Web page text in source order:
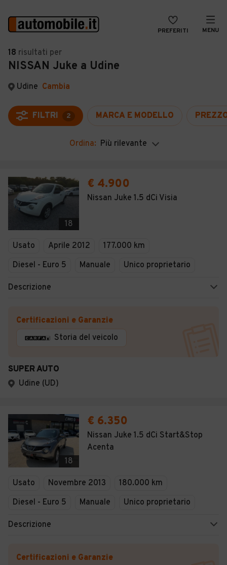
PREFERITI MENU
Auto
Auto usate
Auto Km 0
Auto Nuove
Noleggio a lungo termine
Moto
Camper
Veicoli Commerciali
VENDI
MAGAZINE
ACCEDI
18 risultati per
NISSAN Juke a Udine
Udine Cambia
FILTRI 2 MARCA E MODELLO
Ordina: Più rilevante
18
€ 4.900
Nissan Juke 1.5 dCi Visia
Usato Aprile 2012
177.000 km
Diesel - Euro 5
Manuale Unico proprietario
Descrizione
Certificazioni e Garanzie
Storia del veicolo
SUPER AUTO
Udine (UD)
18
€ 6.350
Nissan Juke 1.5 dCi Start&Stop
Acenta
Usato Novembre 2013
180.000 km
Diesel - Euro 5
Manuale Unico proprietario
Descrizione
Certificazioni e Garanzie